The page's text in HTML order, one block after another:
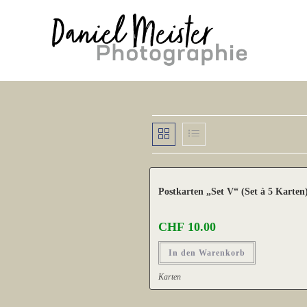
Postkarten „Set V“ (Set à 5 Karten)
CHF 10.00
In den Warenkorb
Karten